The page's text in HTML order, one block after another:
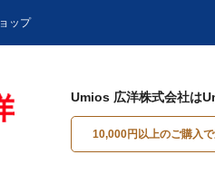
ップ
Umios 広洋株式会社は
10,000円以上のご購入